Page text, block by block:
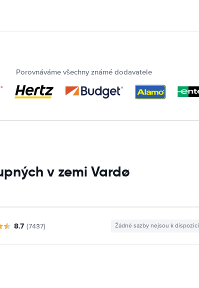
Porovnáváme všechny známé dodavatele
v zemi Vardø
8.7 (7437) Žádné sazby nejsou k dispozici